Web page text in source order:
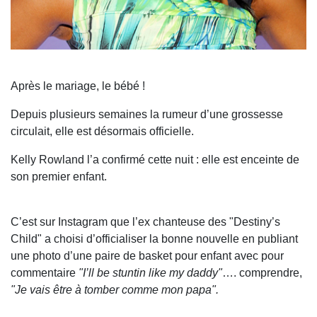
Après le mariage, le bébé !
Depuis plusieurs semaines la rumeur d’une grossesse
circulait, elle est désormais officielle.
Kelly Rowland l’a confirmé cette nuit : elle est enceinte de
son premier enfant.
C’est sur Instagram que l’ex chanteuse des "Destiny’s
Child" a choisi d’officialiser la bonne nouvelle en publiant
une photo d’une paire de basket pour enfant avec pour
commentaire "I’ll be stuntin like my daddy"…. comprendre,
"Je vais être à tomber comme mon papa".